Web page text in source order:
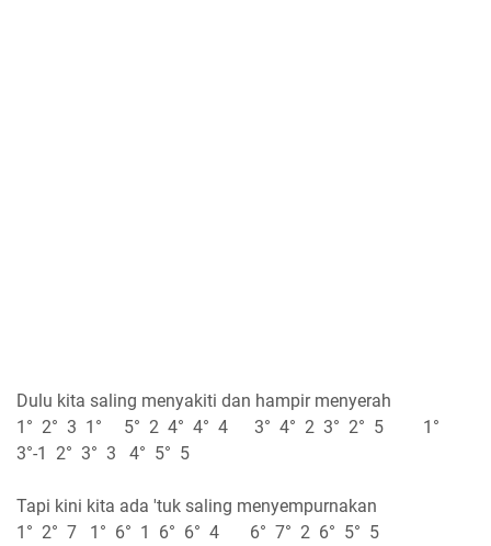
Dulu kita saling menyakiti dan hampir menyerah
1° 2° 3 1° 5° 2 4° 4° 4 3° 4° 2 3° 2° 5 1°
3°-1 2° 3° 3 4° 5° 5
Tapi kini kita ada 'tuk saling menyempurnakan
1° 2° 7 1° 6° 1 6° 6° 4 6° 7° 2 6° 5° 5